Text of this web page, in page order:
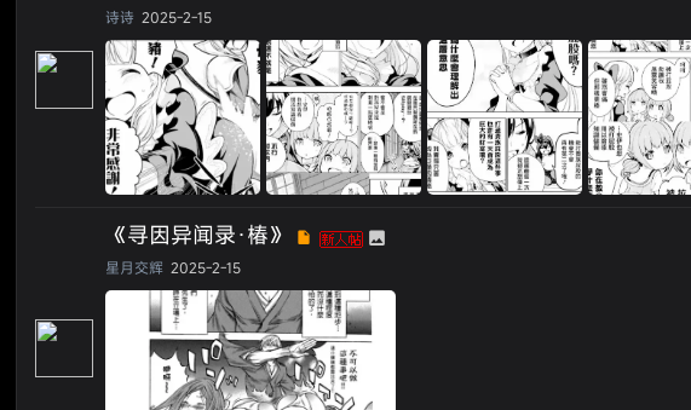
诗诗 2025-2-15
《寻因异闻录·椿》
星月交辉 2025-2-15